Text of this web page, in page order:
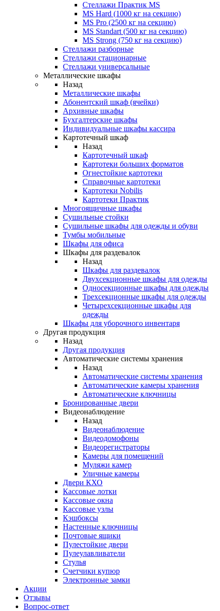
Стеллажи Практик MS
MS Hard (1000 кг на секцию)
MS Pro (2500 кг на секцию)
MS Standart (500 кг на секцию)
MS Strong (750 кг на секцию)
Стеллажи разборные
Стеллажи стационарные
Стеллажи универсальные
Металлические шкафы
Назад
Металлические шкафы
Абонентский шкаф (ячейки)
Архивные шкафы
Бухгалтерские шкафы
Индивидуальные шкафы кассира
Картотечный шкаф
Назад
Картотечный шкаф
Картотеки больших форматов
Огнестойкие картотеки
Справочные картотеки
Картотеки Nobilis
Картотеки Практик
Многоящичные шкафы
Сушильные стойки
Сушильные шкафы для одежды и обуви
Тумбы мобильные
Шкафы для офиса
Шкафы для раздевалок
Назад
Шкафы для раздевалок
Двухсекционные шкафы для одежды
Односекционные шкафы для одежды
Трехсекционные шкафы для одежды
Четырехсекционные шкафы для
одежды
Шкафы для уборочного инвентаря
Другая продукция
Назад
Другая продукция
Автоматические системы хранения
Назад
Автоматические системы хранения
Автоматические камеры хранения
Автоматические ключницы
Бронированные двери
Видеонаблюдение
Назад
Видеонаблюдение
Видеодомофоны
Видеорегистраторы
Камеры для помещений
Муляжи камер
Уличные камеры
Двери КХО
Кассовые лотки
Кассовые окна
Кассовые узлы
Кэшбоксы
Настенные ключницы
Почтовые ящики
Пулестойкие двери
Пулеулавливатели
Стулья
Счетчики купюр
Электронные замки
Акции
Отзывы
Вопрос-ответ